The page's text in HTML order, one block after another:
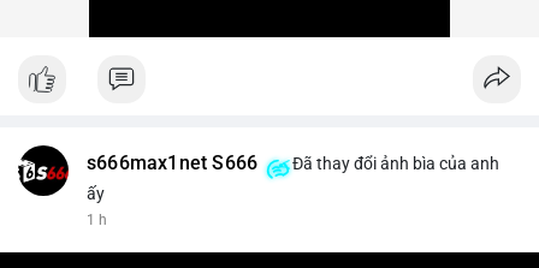
s666max1net S666
Đã thay đổi ảnh bìa của anh
ấy
1 h